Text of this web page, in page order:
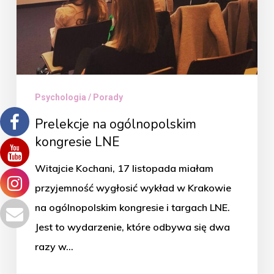
Psychologia / Porady
Prelekcje na ogólnopolskim
kongresie LNE
Witajcie Kochani, 17 listopada miałam
przyjemność wygłosić wykład w Krakowie
na ogólnopolskim kongresie i targach LNE.
Jest to wydarzenie, które odbywa się dwa
razy w…